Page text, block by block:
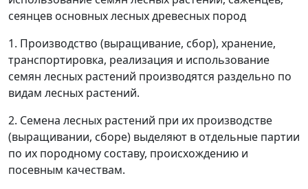
сеянцев основных лесных древесных пород
1. Производство (выращивание, сбор), хранение,
транспортировка, реализация и использование
семян лесных растений производятся раздельно по
видам лесных растений.
2. Cемена лесных растений при их производстве
(выращивании, сборе) выделяют в отдельные партии
по их породному составу, происхождению и
посевным качествам.